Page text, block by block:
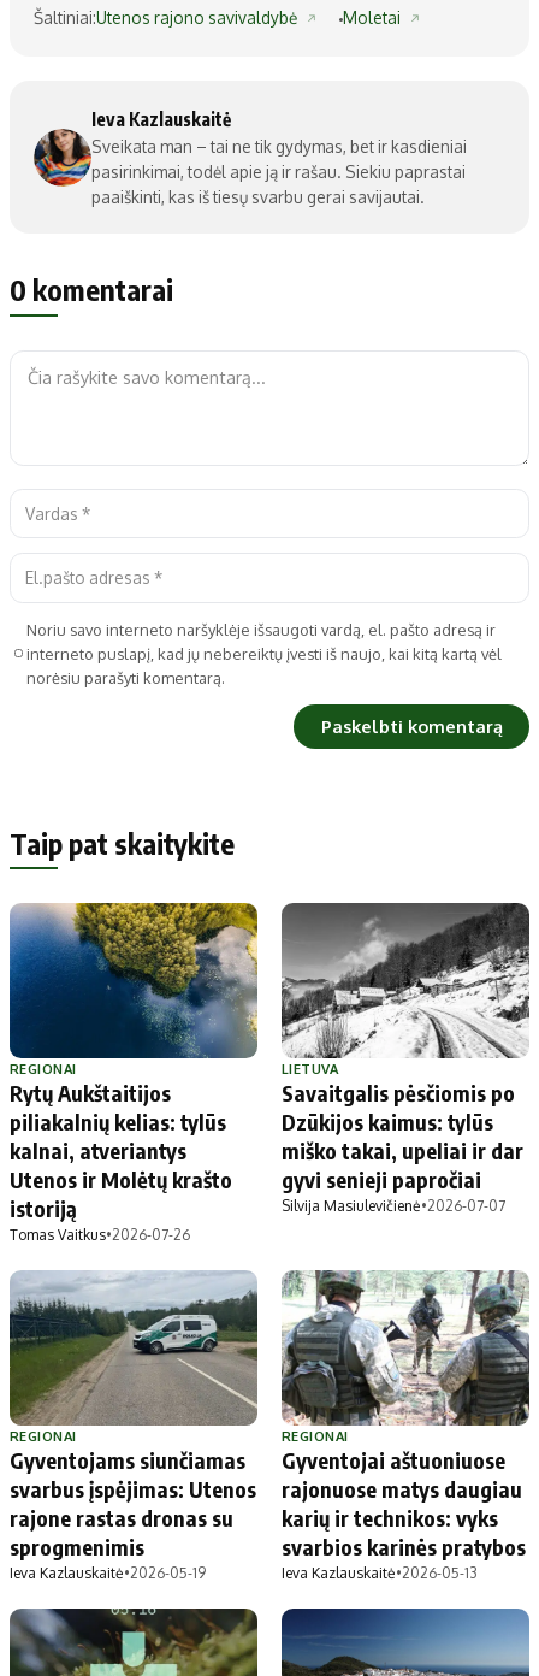
Šaltiniai:Utenos rajono savivaldybė Moletai
Ieva Kazlauskaitė
Sveikata man – tai ne tik gydymas, bet ir kasdieniai
pasirinkimai, todėl apie ją ir rašau. Siekiu paprastai
paaiškinti, kas iš tiesų svarbu gerai savijautai.
0 komentarai
Noriu savo interneto naršyklėje išsaugoti vardą, el. pašto adresą ir
interneto puslapį, kad jų nebereiktų įvesti iš naujo, kai kitą kartą vėl
norėsiu parašyti komentarą.
Taip pat skaitykite
REGIONAI
Rytų Aukštaitijos
piliakalnių kelias: tylūs
kalnai, atveriantys
Utenos ir Molėtų krašto
istoriją
Tomas Vaitkus•2026-07-26
LIETUVA
Savaitgalis pėsčiomis po
Dzūkijos kaimus: tylūs
miško takai, upeliai ir dar
gyvi senieji papročiai
Silvija Masiulevičienė•2026-07-07
REGIONAI
Gyventojams siunčiamas
svarbus įspėjimas: Utenos
rajone rastas dronas su
sprogmenimis
Ieva Kazlauskaitė•2026-05-19
REGIONAI
Gyventojai aštuoniuose
rajonuose matys daugiau
karių ir technikos: vyks
svarbios karinės pratybos
Ieva Kazlauskaitė•2026-05-13